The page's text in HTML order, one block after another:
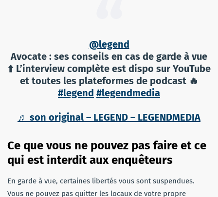
@legend
Avocate : ses conseils en cas de garde à vue
⬆️ L’interview complète est dispo sur YouTube
et toutes les plateformes de podcast 🔥
#legend #legendmedia
♬ son original – LEGEND – LEGENDMEDIA
Ce que vous ne pouvez pas faire et ce
qui est interdit aux enquêteurs
En garde à vue, certaines libertés vous sont suspendues.
Vous ne pouvez pas quitter les locaux de votre propre